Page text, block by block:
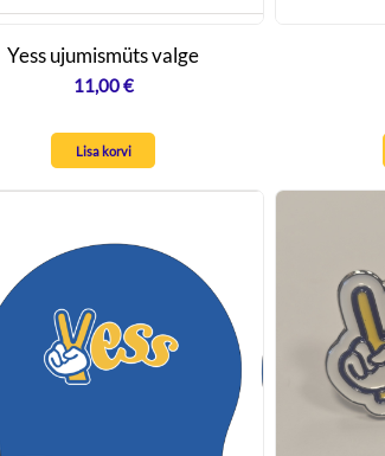
Yess ujumismüts valge
11,00€
Lisa korvi